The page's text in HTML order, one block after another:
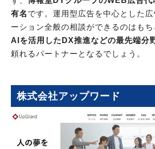
有名 です。運用型広告を中心とした
ーション全般の相談ができるのはもち
AIを活用したDX推進などの最先端分
頼れるパートナーとなるでしょう。
株式会社アップワード